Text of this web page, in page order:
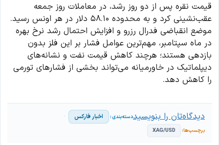
قیمت نقره پس از دو روز رشد، در معاملات روز جمعه
عقب‌نشینی کرد و به محدوده ۵۸.۱۰ دلار در هر اونس رسید.
موضع انقباضی فدرال رزرو و افزایش احتمال رشد نرخ بهره
در ماه سپتامبر، مهم‌ترین عوامل فشار بر این فلز بدون
بازدهی هستند؛ هرچند کاهش قیمت نفت و نشانه‌های
دیپلماتیک در خاورمیانه می‌تواند بخشی از فشارهای تورمی
را کاهش دهد.
اخبار فارکس
XAG/USD
دیدگاه‌تان را بنویسید